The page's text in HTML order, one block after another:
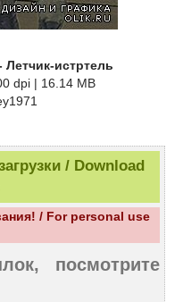
истртель
dpi | 16.14 MB
/ Download
/ For personal use
посмотрите